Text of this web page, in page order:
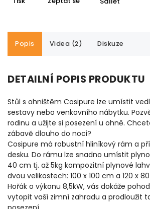
Popis Videa (2) Diskuze
DETAILNÍ POPIS PRODUKTU
Stůl s ohništěm Cosipure lze umístit
sestavy nebo venkovního nábytku.
rodinu a užijte si posezení u ohně.
zábavě dlouho do noci?
Cosipure má robustní hliníkový rám a
desku. Do rámu lze snadno umístit
40 cm tj. až 5kg kompozitní plynové
dvou velikostech: 100 x 100 cm a 120 x
Hořák o výkonu 8,5kW, vás dokáže
vytopit vaší zimní zahradu a prodloužit